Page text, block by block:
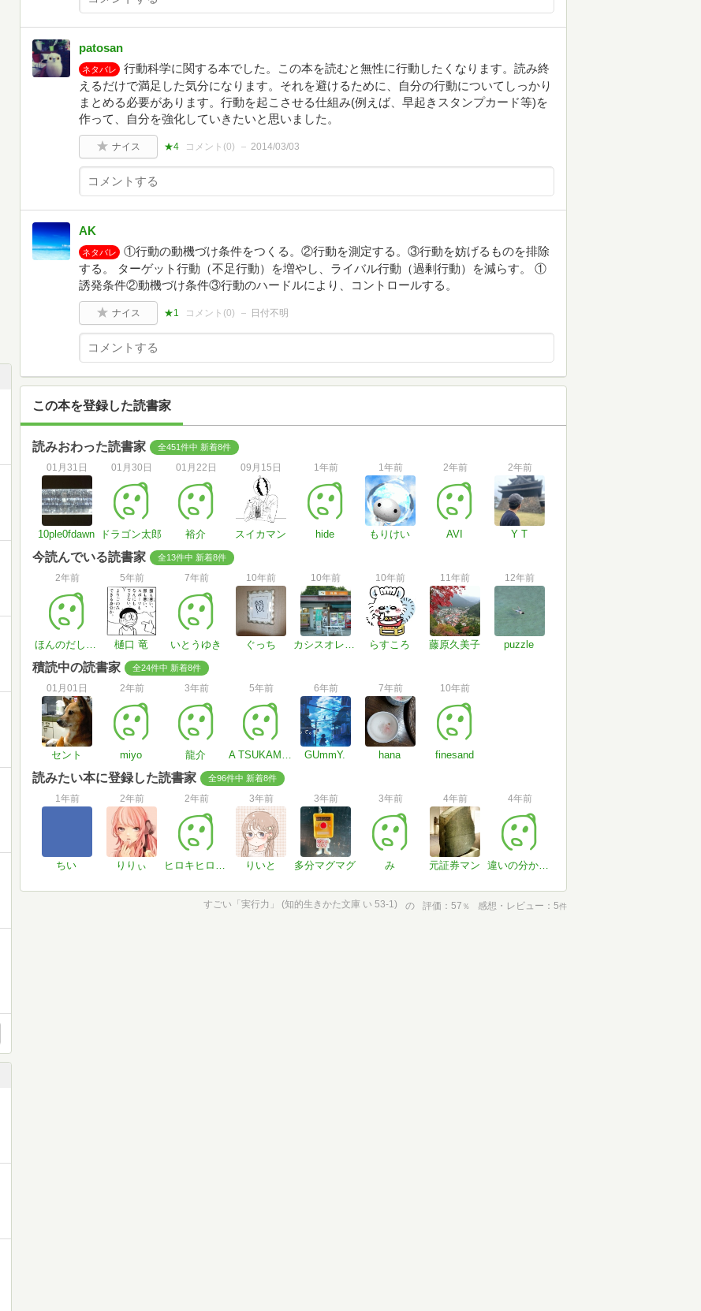
patosan
ネタバレ
行動科学に関する本でした。この本を読むと無性に行動したくなります。読み終
えるだけで満足した気分になります。それを避けるために、自分の行動についてしっかり
まとめる必要があります。行動を起こさせる仕組み(例えば、早起きスタンプカード等)を
作って、自分を強化していきたいと思いました。
ナイス ★4 コメント(0) 2014/03/03
AK
ネタバレ
①行動の動機づけ条件をつくる。②行動を測定する。③行動を妨げるものを排除
する。 ターゲット行動（不足行動）を増やし、ライバル行動（過剰行動）を減らす。 ①
誘発条件②動機づけ条件③行動のハードルにより、コントロールする。
ナイス ★1 コメント(0) 日付不明
この本を登録した読書家
読みおわった読書家 全451件中 新着8件
01月31日
10ple0fdawn
01月30日
ドラゴン太郎
01月22日
裕介
09月15日
スイカマン
1年前
hide
1年前
もりけい
2年前
AVI
2年前
Y T
今読んでいる読書家 全13件中 新着8件
2年前
ほんのだしいっぱい
5年前
樋口 竜
7年前
いとうゆき
10年前
ぐっち
10年前
カシスオレンジ
10年前
らすころ
11年前
藤原久美子
12年前
puzzle
積読中の読書家 全24件中 新着8件
01月01日
セント
2年前
miyo
3年前
龍介
5年前
A TSUKAMOTO
6年前
GUmmY.
7年前
hana
10年前
finesand
読みたい本に登録した読書家 全96件中 新着8件
1年前
ちい
2年前
りりぃ
2年前
ヒロキヒロキひろき
3年前
りいと
3年前
多分マグマグ
3年前
み
4年前
元証券マン
4年前
違いの分からない男
すごい「実行力」 (知的生きかた文庫 い 53-1) の 評価 57 ％ 感想・レビュー 5件